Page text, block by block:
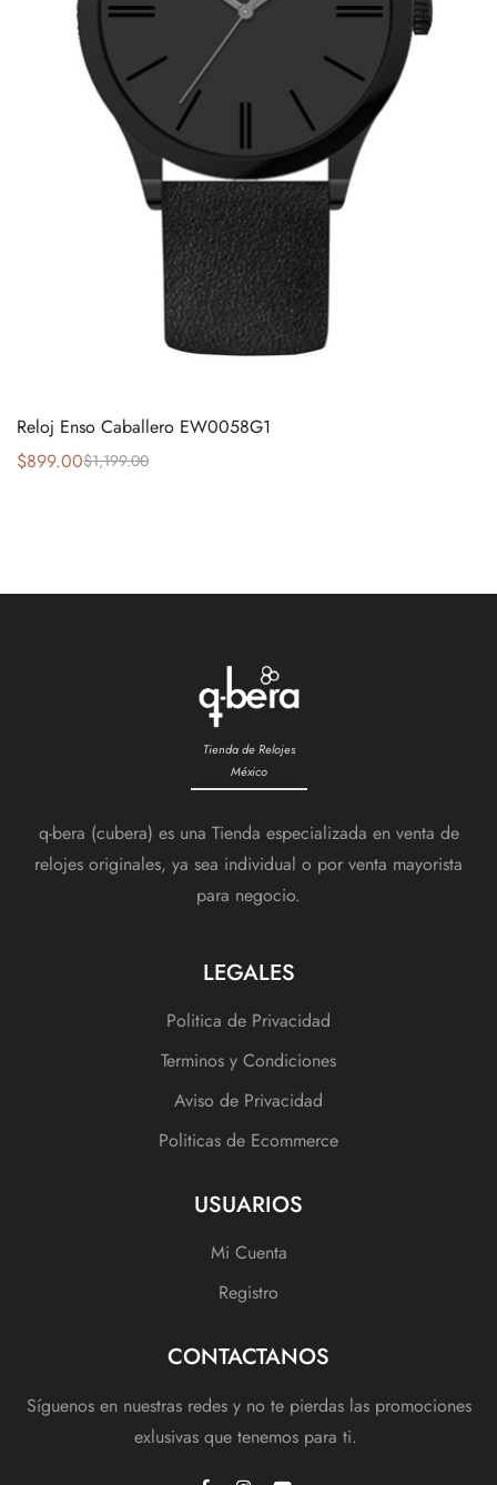
Reloj Enso Caballero EW0058G1
$1,199.00
$899.00
Tienda de Relojes
México
q-bera (cubera) es una Tienda especializada en venta de
relojes originales, ya sea individual o por venta mayorista
para negocio.
LEGALES
Politica de Privacidad
Terminos y Condiciones
Aviso de Privacidad
Politicas de Ecommerce
USUARIOS
Mi Cuenta
Registro
CONTACTANOS
Síguenos en nuestras redes y no te pierdas las promociones
exlusivas que tenemos para ti.